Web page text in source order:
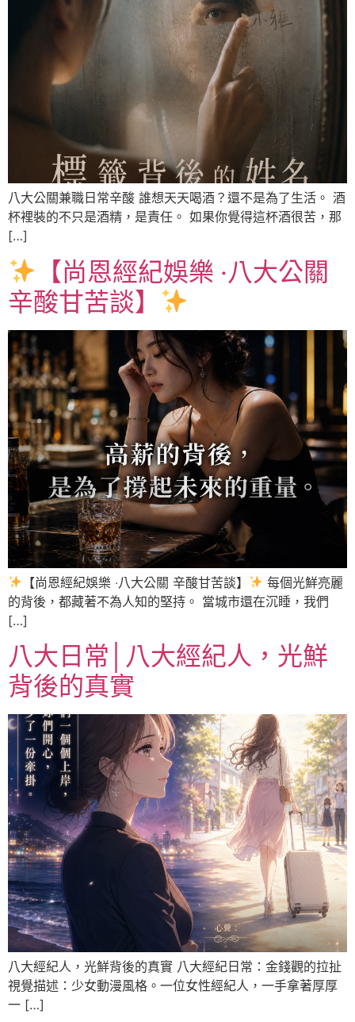
八大公關兼職日常辛酸 誰想天天喝酒？還不是為了生活。 酒
杯裡裝的不只是酒精，是責任。 如果你覺得這杯酒很苦，那
[…]
【尚恩經紀娛樂 ‧八大公關
辛酸甘苦談】
【尚恩經紀娛樂 ‧八大公關 辛酸甘苦談】
每個光鮮亮麗
的背後，都藏著不為人知的堅持。 當城市還在沉睡，我們
[…]
八大日常│八大經紀人，光鮮
背後的真實
八大經紀人，光鮮背後的真實 八大經紀日常：金錢觀的拉扯
視覺描述：少女動漫風格。一位女性經紀人，一手拿著厚厚
一 […]